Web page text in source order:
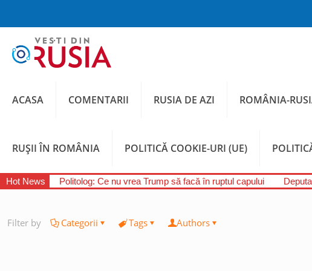
ACASA COMENTARII RUSIA DE AZI ROMÂNIA-
RUȘII ÎN ROMÂNIA POLITICĂ COOKIE-URI (UE)
Hot News Politolog: Ce nu vrea Trump să facă în ruptul capului
Filter by Categorii Tags Authors